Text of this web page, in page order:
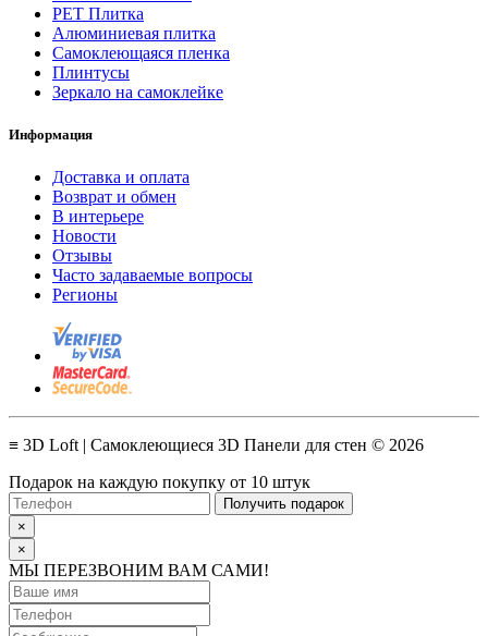
PET Плитка
Алюминиевая плитка
Самоклеющаяся пленка
Плинтусы
Зеркало на самоклейке
Информация
Доставка и оплата
Возврат и обмен
В интерьере
Новости
Отзывы
Часто задаваемые вопросы
Регионы
≡ 3D Loft | Самоклеющиеся 3D Панели для стен © 2026
Подарок на каждую покупку от 10 штук
Получить подарок
×
×
МЫ ПЕРЕЗВОНИМ ВАМ САМИ!